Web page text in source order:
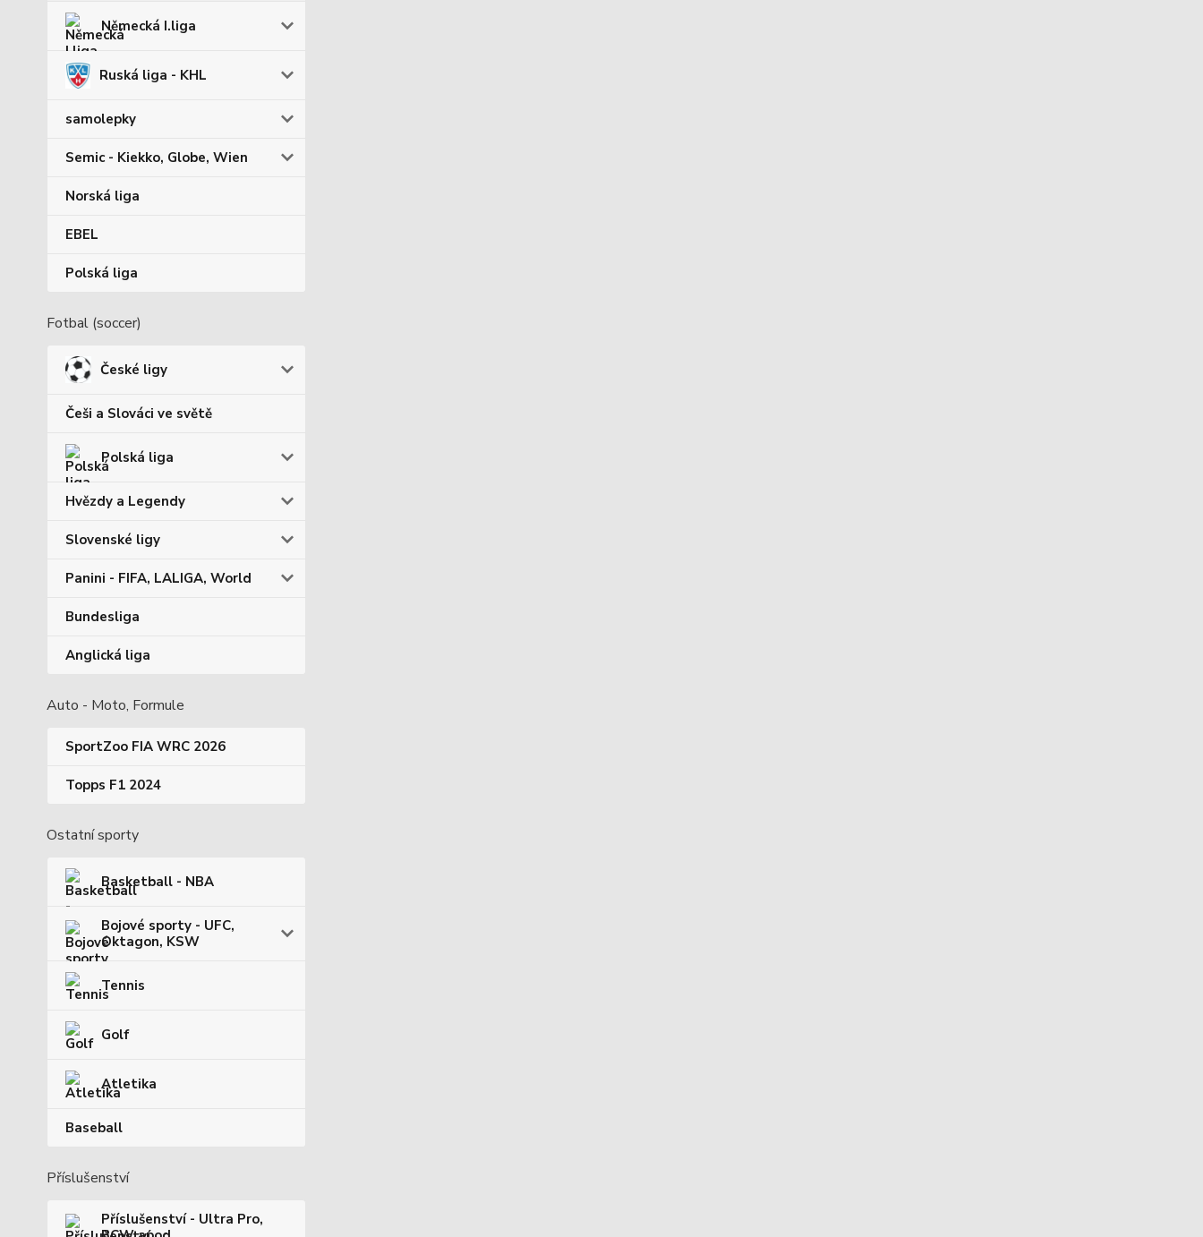
Německá I.liga
Ruská liga - KHL
samolepky
Semic - Kiekko, Globe, Wien
Norská liga
EBEL
Polská liga
Fotbal (soccer)
České ligy
Češi a Slováci ve světě
Polská liga
Hvězdy a Legendy
Slovenské ligy
Panini - FIFA, LALIGA, World
Bundesliga
Anglická liga
Auto - Moto, Formule
SportZoo FIA WRC 2026
Topps F1 2024
Ostatní sporty
Basketball - NBA
Bojové sporty - UFC,
Oktagon, KSW
Tennis
Golf
Atletika
Baseball
Příslušenství
Příslušenství - Ultra Pro,